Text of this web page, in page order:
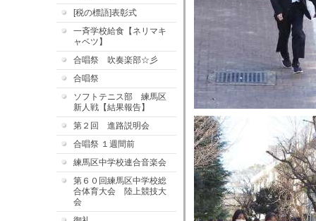
[税の標語]表彰式
一斉学校給食【ネリマキ
ャベツ】
合唱祭 吹奏楽部☆彡
合唱祭
ソフトテニス部 練馬区
新人戦【結果報告】
第２回 進路説明会
合唱祭 １週間前
練馬区中学校連合音楽会
第６０回練馬区中学校総
合体育大会 陸上競技大
会